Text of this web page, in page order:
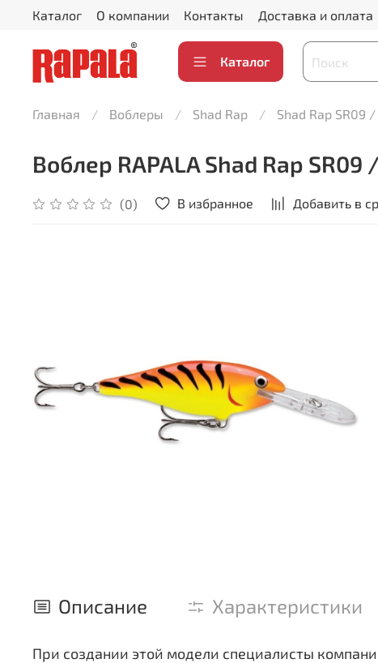
Каталог О компании Контакты Доставка и оплата
Каталог
Главная Воблеры Shad Rap Shad Rap SR09
Воблер RAPALA Shad Rap SR09
(0) В избранное Добавить в
Описание Характеристики
При создании этой модели специалисты